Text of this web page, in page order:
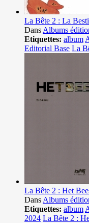
La Bête 2 : La
Dans Albums
Etiquettes: album
Editorial Base La
La Bête 2 : Het
Dans Albums
Etiquettes: album
2024 La Bête 2 :